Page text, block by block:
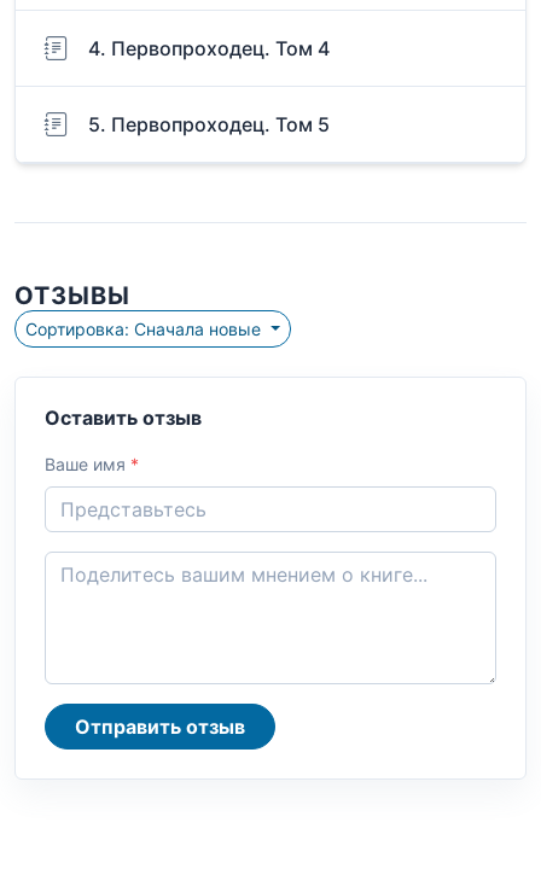
4. Первопроходец. Том 4
5. Первопроходец. Том 5
ОТЗЫВЫ
Сортировка: Сначала новые
Оставить отзыв
Ваше имя *
Отправить отзыв